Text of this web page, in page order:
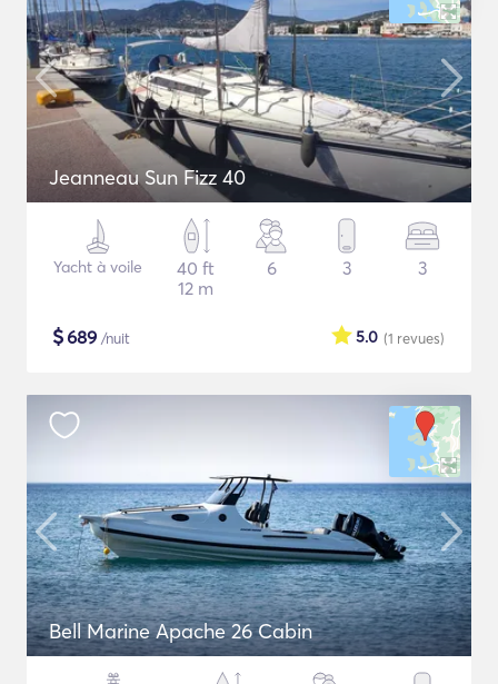
Jeanneau Sun Fizz 40
Yacht à voile
40 ft
12 m
6 3 3
$689 /nuit (1 revues)
5.0
Bell Marine Apache 26 Cabin